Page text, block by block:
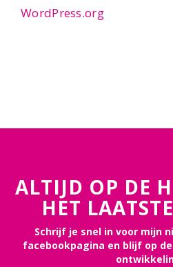
WordPress.org
ALTIJD OP DE
HET
Schrijf je snel in voor mijn
facebookpagina en blijf op